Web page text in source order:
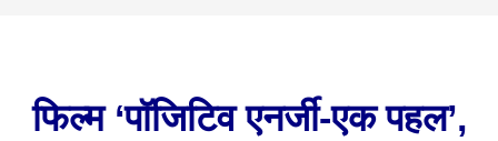
फिल्म ‘पॉजिटिव एनर्जी-एक पहल’,